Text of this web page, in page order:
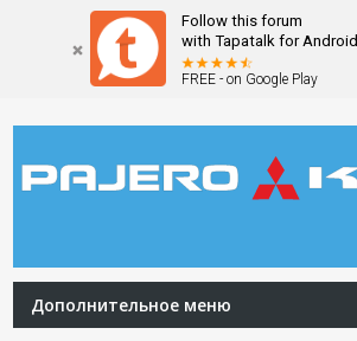
Follow this forum
with Tapatalk for Android
FREE - on Google Play
Дополнительное меню